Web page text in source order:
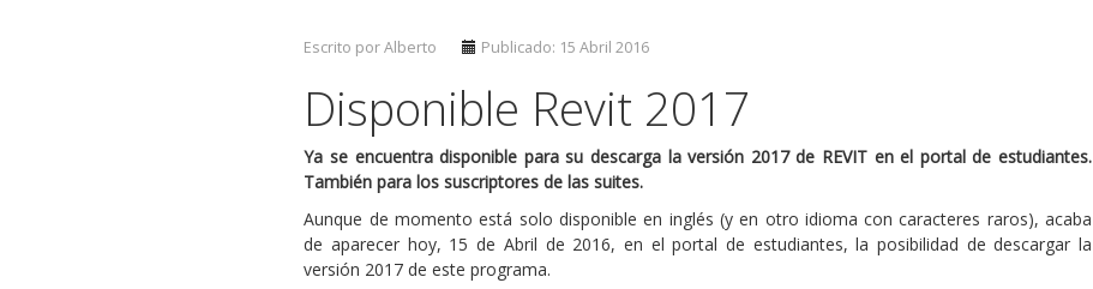
Escrito por Alberto Publicado: 15 Abril 2016
Disponible Revit 2017
Ya se encuentra disponible para su descarga la versión 2017 de REVIT en el portal de estudiantes.
También para los suscriptores de las suites.
Aunque de momento está solo disponible en inglés (y en otro idioma con caracteres raros), acaba
de aparecer hoy, 15 de Abril de 2016, en el portal de estudiantes, la posibilidad de descargar la
versión 2017 de este programa.